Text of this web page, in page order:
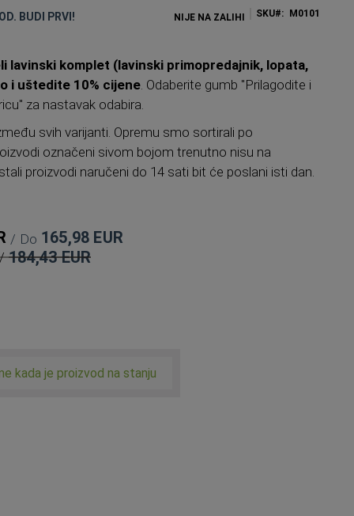
BUDI PRVI! NIJE NA ZALIHI SKU M0101
lavinski komplet (lavinski primopredajnik, lopata,
i uštedite 10% cijene . Odaberite gumb "Prilagodite i
za nastavak odabira.
svih varijanti. Opremu smo sortirali po
označeni sivom bojom trenutno nisu na
proizvodi naručeni do 14 sati bit će poslani isti dan.
Do 165,98 EUR
Standardna
184,43 EUR
kada je proizvod na stanju